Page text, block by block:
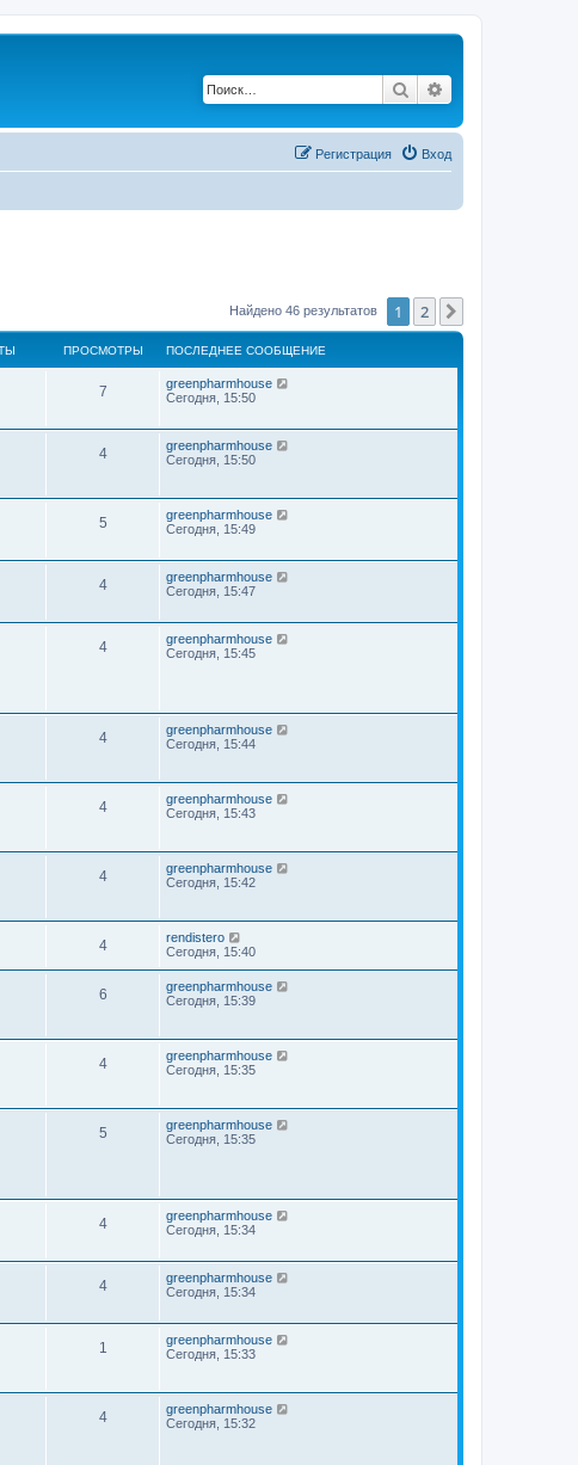
Поиск
Вход
Регистрация
Найдено 46 результатов 1 2
ПРОСМОТРЫ ПОСЛЕДНЕЕ СООБЩЕНИЕ
7
greenpharmhouse
Сегодня, 15:50
4
greenpharmhouse
Сегодня, 15:50
5
greenpharmhouse
Сегодня, 15:49
4
greenpharmhouse
Сегодня, 15:47
4
greenpharmhouse
Сегодня, 15:45
4
greenpharmhouse
Сегодня, 15:44
4
greenpharmhouse
Сегодня, 15:43
4
greenpharmhouse
Сегодня, 15:42
4
rendistero
Сегодня, 15:40
6
greenpharmhouse
Сегодня, 15:39
4
greenpharmhouse
Сегодня, 15:35
5
greenpharmhouse
Сегодня, 15:35
4
greenpharmhouse
Сегодня, 15:34
4
greenpharmhouse
Сегодня, 15:34
1
greenpharmhouse
Сегодня, 15:33
4
greenpharmhouse
Сегодня, 15:32